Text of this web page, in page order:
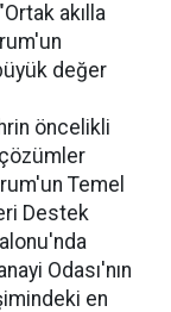
akılla
değer
öncelikli
Temel
Destek
Odası'nın
en